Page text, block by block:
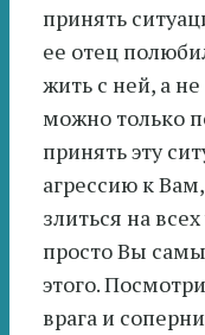
принять
ее отец
жить с ней, а
можно только
принять эту
агрессию к
злиться на
просто Вы
этого.
врага и